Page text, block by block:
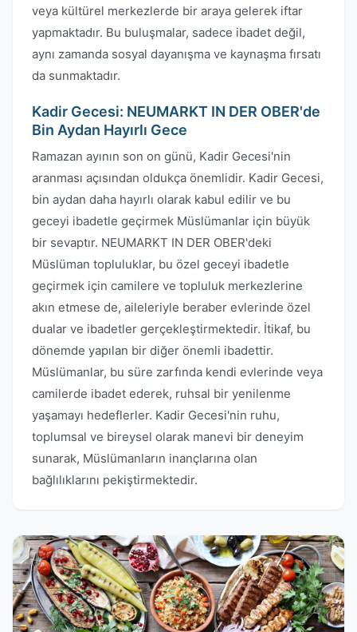
veya kültürel merkezlerde bir araya gelerek iftar
yapmaktadır. Bu buluşmalar, sadece ibadet değil,
aynı zamanda sosyal dayanışma ve kaynaşma fırsatı
da sunmaktadır.
Kadir Gecesi: NEUMARKT IN DER OBER'de
Bin Aydan Hayırlı Gece
Ramazan ayının son on günü, Kadir Gecesi'nin
aranması açısından oldukça önemlidir. Kadir Gecesi,
bin aydan daha hayırlı olarak kabul edilir ve bu
geceyi ibadetle geçirmek Müslümanlar için büyük
bir sevaptır. NEUMARKT IN DER OBER'deki
Müslüman topluluklar, bu özel geceyi ibadetle
geçirmek için camilere ve topluluk merkezlerine
akın etmese de, aileleriyle beraber evlerinde özel
dualar ve ibadetler gerçekleştirmektedir. İtikaf, bu
dönemde yapılan bir diğer önemli ibadettir.
Müslümanlar, bu süre zarfında kendi evlerinde veya
camilerde ibadet ederek, ruhsal bir yenilenme
yaşamayı hedeflerler. Kadir Gecesi'nin ruhu,
toplumsal ve bireysel olarak manevi bir deneyim
sunarak, Müslümanların inançlarına olan
bağlılıklarını pekiştirmektedir.